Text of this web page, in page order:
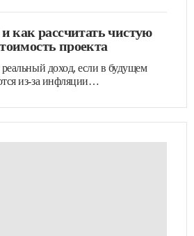
как рассчитать чистую
проекта
доход, если в будущем
из-за инфляции…